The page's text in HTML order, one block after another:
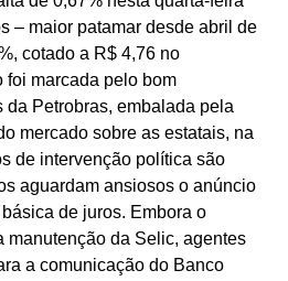
– maior patamar desde abril de
cotado a R$ 4,76 no
foi marcada pelo bom
Petrobras, embalada pela
mercado sobre as estatais, na
de intervenção política são
aguardam ansiosos o anúncio
de juros. Embora o
manutenção da Selic, agentes
a comunicação do Banco